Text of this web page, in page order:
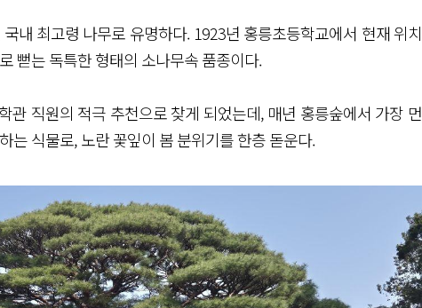
내 최고령 나무로 유명하다. 1923년 홍릉초등학교에서 현재 위치
뻗는 독특한 형태의 소나무속 품종이다.
관 직원의 적극 추천으로 찾게 되었는데, 매년 홍릉숲에서 가장 먼
는 식물로, 노란 꽃잎이 봄 분위기를 한층 돋운다.